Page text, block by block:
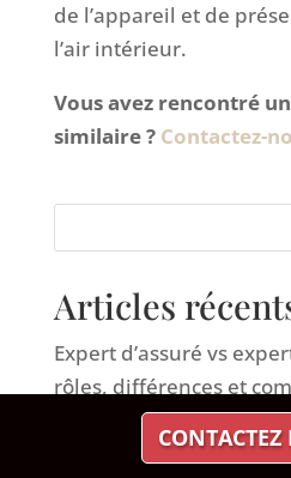
de l’appareil et de
l’air intérieur.
Vous avez rencontré
similaire ? Contactez-
Articles
Expert d’assuré vs
rôles, différences et
Remontées capillaires :
traitement et rôle de